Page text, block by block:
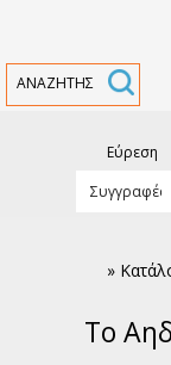
Εύρεση
»
Το